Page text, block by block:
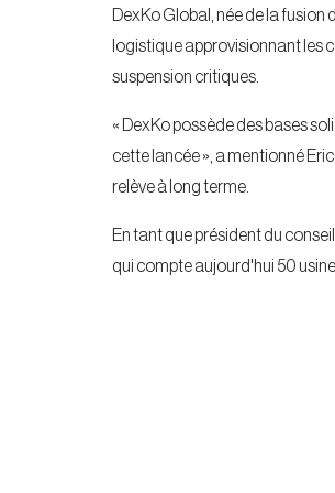
DexKo Global, née de la
logistique approvisionnant les
suspension critiques.
« DexKo possède des bases
cette lancée », a mentionné
relève à long terme.
En tant que président du
qui compte aujourd'hui 50